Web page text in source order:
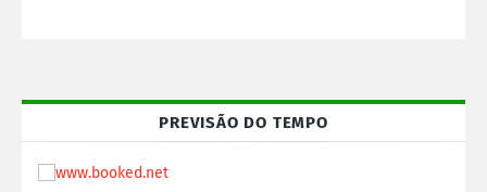
PREVISÃO DO TEMPO